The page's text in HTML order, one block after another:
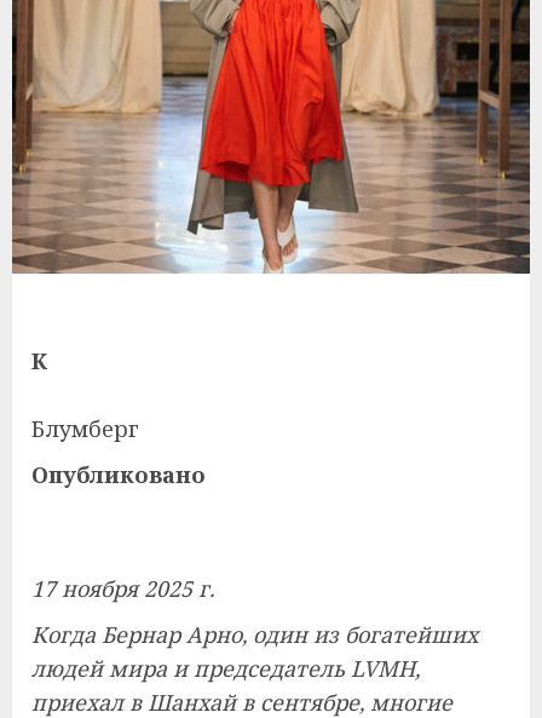
К
Блумберг
Опубликовано
17 ноября 2025 г.
Когда Бернар Арно, один из богатейших
людей мира и председатель LVMH,
приехал в Шанхай в сентябре, многие